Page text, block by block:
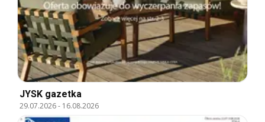
JYSK gazetka
29.07.2026- 16.08.2026